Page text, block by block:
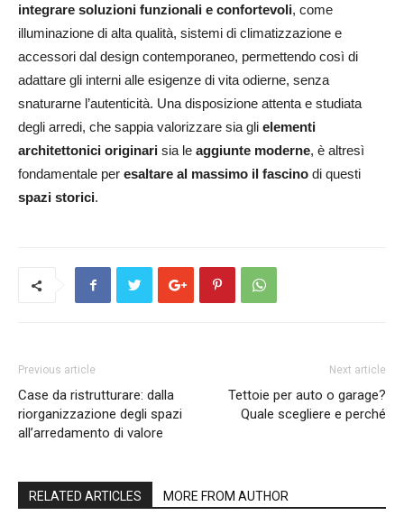
integrare soluzioni funzionali e confortevoli, come
illuminazione di alta qualità, sistemi di climatizzazione e
accessori dal design contemporaneo, permettendo così di
adattare gli interni alle esigenze di vita odierne, senza
snaturarne l’autenticità. Una disposizione attenta e studiata
degli arredi, che sappia valorizzare sia gli elementi
architettonici originari sia le aggiunte moderne, è altresì
fondamentale per esaltare al massimo il fascino di questi
spazi storici.
Previous article
Case da ristrutturare: dalla
riorganizzazione degli spazi
all’arredamento di valore
Next article
Tettoie per auto o garage?
Quale scegliere e perché
RELATED ARTICLES MORE FROM AUTHOR